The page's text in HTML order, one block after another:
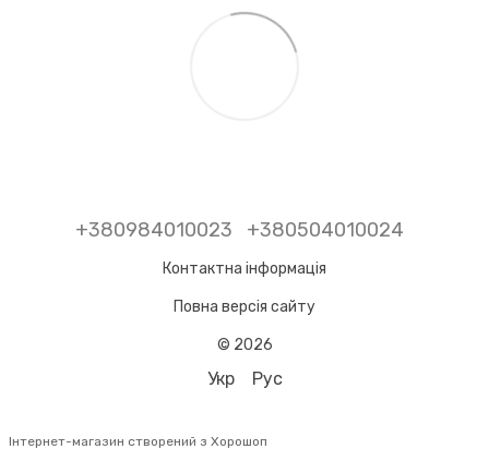
+380984010023 +380504010024
Контактна інформація
Повна версія сайту
© 2026
Укр Рус
Інтернет-магазин створений з Хорошоп